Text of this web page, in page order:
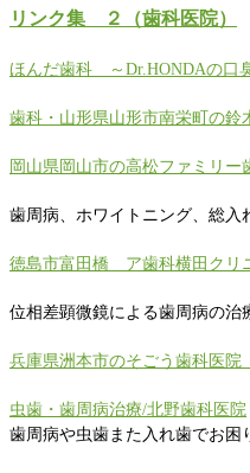
リンク集 ２（歯科医院）
ほんだ歯科 ～Dr.HONDAの口
歯科・山形県山形市南栄町
岡山県岡山市の高松ファミリー
歯周病、ホワイトニング、総入
徳島市富田橋 ア歯科横田クリ
位相差顕微鏡による歯周病の治
兵庫県洲本市のそごう歯科医
虫歯・歯周病治療/北野歯科医院
歯周病や虫歯また入れ歯でお困